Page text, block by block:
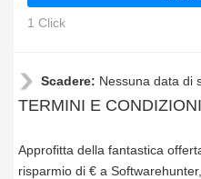
1 Click
Scadere: Nessuna data di
TERMINI E CONDIZIONI
Approfitta della fantastica
risparmio di € a